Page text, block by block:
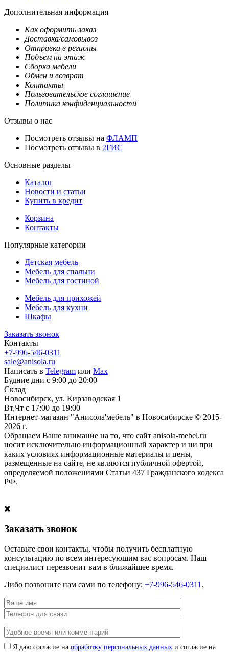
Дополнительная информация
Как оформить заказ
Доставка/самовывоз
Отправка в регионы
Подъем на этаж
Сборка мебели
Обмен и возврат
Контакты
Пользовательское соглашение
Политика конфиденциальности
Отзывы о нас
Посмотреть отзывы на ФЛАМП
Посмотреть отзывы в 2ГИС
Основные разделы
Каталог
Новости и статьи
Купить в кредит
Корзина
Контакты
Популярные категории
Детская мебель
Мебель для спальни
Мебель для гостиной
Мебель для прихожей
Мебель для кухни
Шкафы
Заказать звонок
Контакты
+7-996-546-0311
sale@anisola.ru
Написать в Telegram или Max
Будние дни с 9:00 до 20:00
Склад
Новосибирск, ул. Кирзаводская 1
Вт,Чт с 17:00 до 19:00
Интернет-магазин "Анисола'мебель" в Новосибирске © 2015-
2026 г.
Обращаем Ваше внимание на то, что сайт anisola-mebel.ru
носит исключительно информационный характер и ни при
каких условиях информационные материалы и цены,
размещенные на сайте, не являются публичной офертой,
определяемой положениями Статьи 437 Гражданского кодекса
РФ.
Заказать звонок
Оставьте свои контакты, чтобы получить бесплатную
консультацию по всем интересующим вас вопросам. Наш
специалист перезвонит вам в ближайшее время.
Либо позвоните нам сами по телефону: +7-996-546-0311 .
Я даю согласие на обработку персональных данных и согласие на